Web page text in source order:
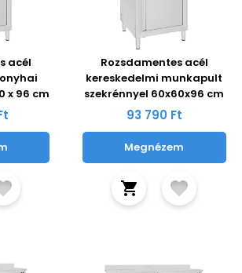
acél
x 96 cm
Rozsdamentes acél
kereskedelmi munkapult
szekrénnyel 60x60x96 cm
93 790 Ft
Megnézem